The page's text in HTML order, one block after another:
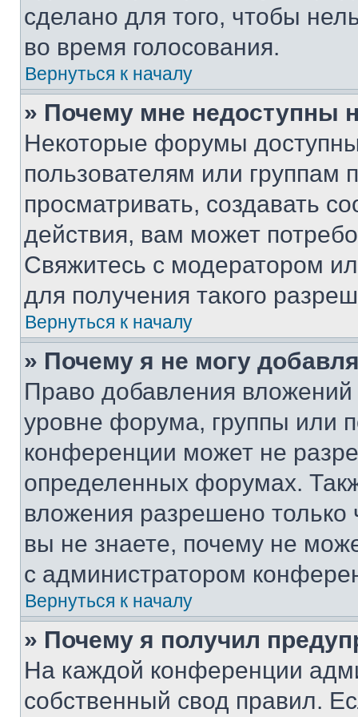
сделано для того, чтобы
во время голосования.
Вернуться к началу
» Почему мне недоступны
Некоторые форумы
пользователям или группам
просматривать, создавать
действия, вам может
Свяжитесь с модератором
для получения такого
Вернуться к началу
» Почему я не могу
Право добавления
уровне форума, группы или
конференции может не
определенных форумах.
вложения разрешено
вы не знаете, почему не
с администратором
Вернуться к началу
» Почему я получил
На каждой конференции
собственный свод правил.